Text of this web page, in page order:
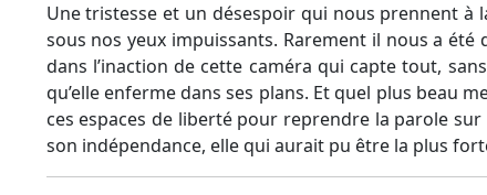
Une tristesse et un désespoir qui nous prennent à
sous nos yeux impuissants. Rarement il nous a
dans l’inaction de cette caméra qui capte tout,
qu’elle enferme dans ses plans. Et quel plus beau
ces espaces de liberté pour reprendre la parole
son indépendance, elle qui aurait pu être la plus